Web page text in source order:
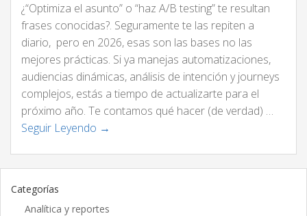
¿“Optimiza el asunto” o “haz A/B testing” te resultan
frases conocidas?. Seguramente te las repiten a
diario, pero en 2026, esas son las bases no las
mejores prácticas. Si ya manejas automatizaciones,
audiencias dinámicas, análisis de intención y journeys
complejos, estás a tiempo de actualizarte para el
próximo año. Te contamos qué hacer (de verdad) …
Seguir Leyendo →
Categorías
Analítica y reportes